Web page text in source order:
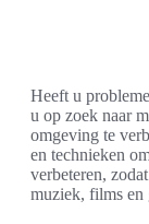
Heeft u
u op zoek naar
omgeving te
en technieken
verbeteren,
muziek, films en